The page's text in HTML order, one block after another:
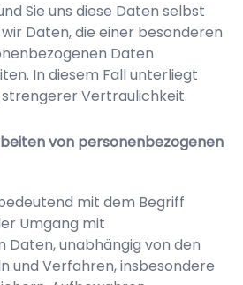
Sie uns diese Daten selbst
Daten, die einer besonderen
Daten
In diesem Fall unterliegt
Vertraulichkeit.
von personenbezogenen
mit dem Begriff
Umgang mit
Daten, unabhängig von den
und Verfahren, insbesondere